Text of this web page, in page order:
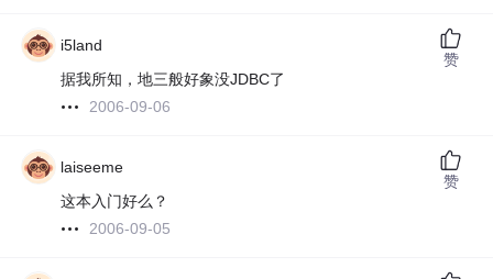
i5land
据我所知，地三般好象没JDBC了
2006-09-06
赞
laiseeme
这本入门好么？
2006-09-05
赞